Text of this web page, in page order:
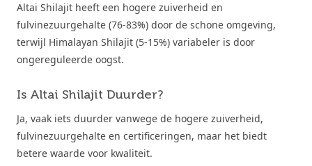
Altai Shilajit heeft een hogere zuiverheid en
fulvinezuurgehalte (76-83%) door de schone omgeving,
terwijl Himalayan Shilajit (5-15%) variabeler is door
ongereguleerde oogst.
Is Altai Shilajit Duurder?
Ja, vaak iets duurder vanwege de hogere zuiverheid,
fulvinezuurgehalte en certificeringen, maar het biedt
betere waarde voor kwaliteit.